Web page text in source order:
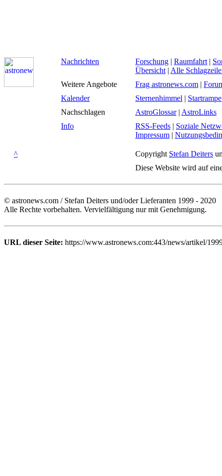
Nachrichten Forschung | Raumfahrt |
Übersicht | Alle
Weitere Angebote
Frag astronews.com |
Kalender
Sternenhimmel | Startrampe
Nachschlagen
AstroGlossar| AstroLinks
Info
RSS-Feeds | Soziale
Impressum |
^ Copyright Stefan Deiters
Diese Website wird auf
© astronews.com / Stefan Deiters und/oder Lieferanten 1999 - 2020
Alle Rechte vorbehalten. Vervielfältigung nur mit Genehmigung.
URL dieser Seite: https://www.astronews.com:443/news/artikel/